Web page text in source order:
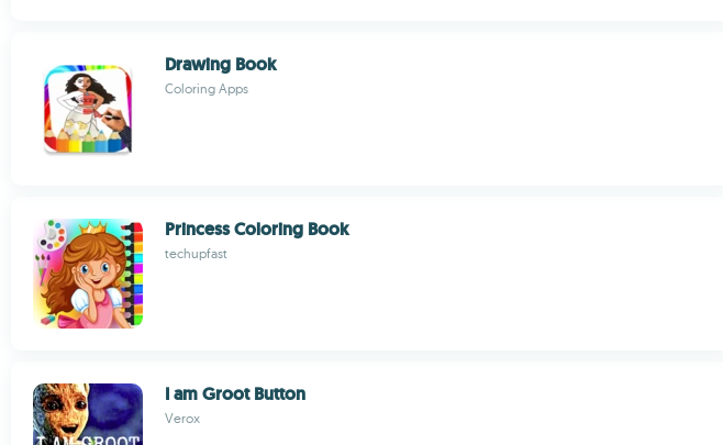
Drawing Book
Coloring Apps
Princess Coloring Book
techupfast
I am Groot Button
Verox